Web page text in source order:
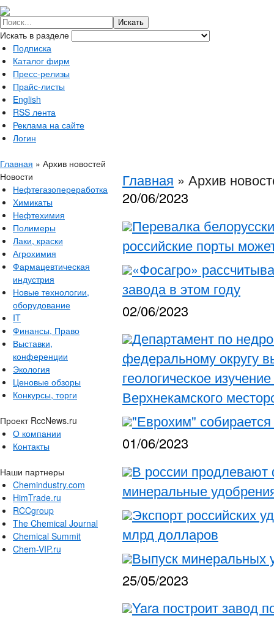
Искать в разделе
Подписка
Каталог фирм
Пресс-релизы
Прайс-листы
English
RSS лента
Реклама на сайте
Логин
Главная » Архив новостей
Новости
Нефтегазопереработка
Химикаты
Нефтехимия
Полимеры
Лаки, краски
Агрохимия
Фармацевтическая
индустрия
Новые технологии,
оборудование
IT
Финансы, Право
Выставки,
конференции
Экология
Ценовые обзоры
Конкурсы, торги
Проект RccNews.ru
О компании
Контакты
Наши партнеры
Chemindustry.com
HimTrade.ru
RCCgroup
The Chemical Journal
Chemical Summit
Chem-VIP.ru
Главная » Архив
20/06/2023
Перевалка
российские порты
«Фосагро»
завода в этом году
02/06/2023
Департамент по
федеральному округу
геологическое
Верхнекамского
"Еврохим"
01/06/2023
В россии
минеральные
Экспорт российских
млрд долларов
Выпуск минеральных
25/05/2023
Yara построит завод